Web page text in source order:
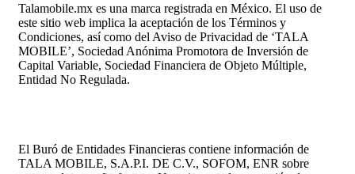
Talamobile.mx es una marca registrada en México. El uso de
este sitio web implica la aceptación de los Términos y
Condiciones, así como del Aviso de Privacidad de ‘TALA
MOBILE’, Sociedad Anónima Promotora de Inversión de
Capital Variable, Sociedad Financiera de Objeto Múltiple,
Entidad No Regulada.
El Buró de Entidades Financieras contiene información de
TALA MOBILE, S.A.P.I. DE C.V., SOFOM, ENR sobre